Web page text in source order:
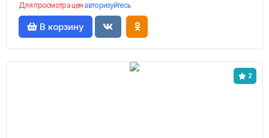
Для просмотра цен авторизуйтесь
В корзину
2